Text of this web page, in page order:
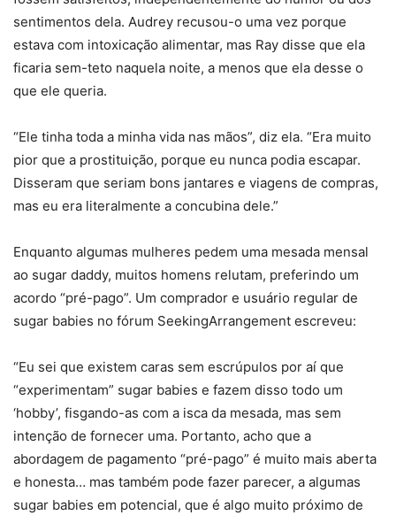
sentimentos dela. Audrey recusou-o uma vez porque
estava com intoxicação alimentar, mas Ray disse que ela
ficaria sem-teto naquela noite, a menos que ela desse o
que ele queria.
“Ele tinha toda a minha vida nas mãos”, diz ela. “Era muito
pior que a prostituição, porque eu nunca podia escapar.
Disseram que seriam bons jantares e viagens de compras,
mas eu era literalmente a concubina dele.”
Enquanto algumas mulheres pedem uma mesada mensal
ao sugar daddy, muitos homens relutam, preferindo um
acordo “pré-pago”. Um comprador e usuário regular de
sugar babies no fórum SeekingArrangement escreveu:
“Eu sei que existem caras sem escrúpulos por aí que
“experimentam” sugar babies e fazem disso todo um
‘hobby’, fisgando-as com a isca da mesada, mas sem
intenção de fornecer uma. Portanto, acho que a
abordagem de pagamento “pré-pago” é muito mais aberta
e honesta… mas também pode fazer parecer, a algumas
sugar babies em potencial, que é algo muito próximo de